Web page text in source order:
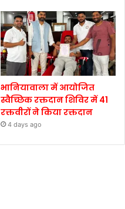
भानियावाला में आयोजित
स्वैच्छिक रक्तदान शिविर में 41
रक्तवीरों ने किया रक्तदान
4 days ago